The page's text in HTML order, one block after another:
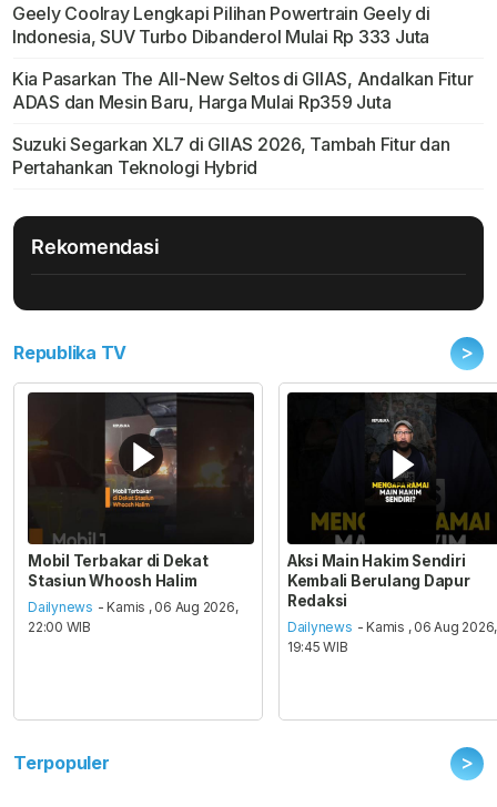
Geely Coolray Lengkapi Pilihan Powertrain Geely di
Indonesia, SUV Turbo Dibanderol Mulai Rp 333 Juta
Kia Pasarkan The All-New Seltos di GIIAS, Andalkan Fitur
ADAS dan Mesin Baru, Harga Mulai Rp359 Juta
Suzuki Segarkan XL7 di GIIAS 2026, Tambah Fitur dan
Pertahankan Teknologi Hybrid
Rekomendasi
Republika TV >
Mobil Terbakar di Dekat
Stasiun Whoosh Halim
Dailynews - Kamis , 06 Aug 2026,
22:00 WIB
Aksi Main Hakim Sendiri
Kembali Berulang Dapur
Redaksi
Dailynews - Kamis , 06 Aug 2026,
19:45 WIB
Terpopuler >